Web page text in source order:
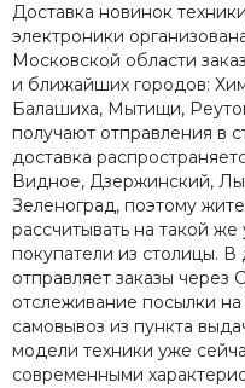
Доставка новинок
электроники
Московской области
и ближайших городов:
Балашиха, Мытищи,
получают отправления в
доставка
Видное, Дзержинский,
Зеленоград, поэтому
рассчитывать на такой
покупатели из столицы.
отправляет заказы
отслеживание посылки
самовывоз из пункта
модели техники уже
современными